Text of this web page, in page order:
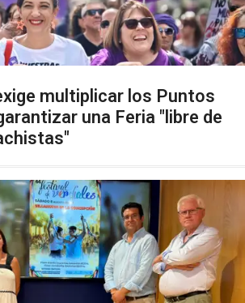
multiplicar los Puntos
una Feria "libre de